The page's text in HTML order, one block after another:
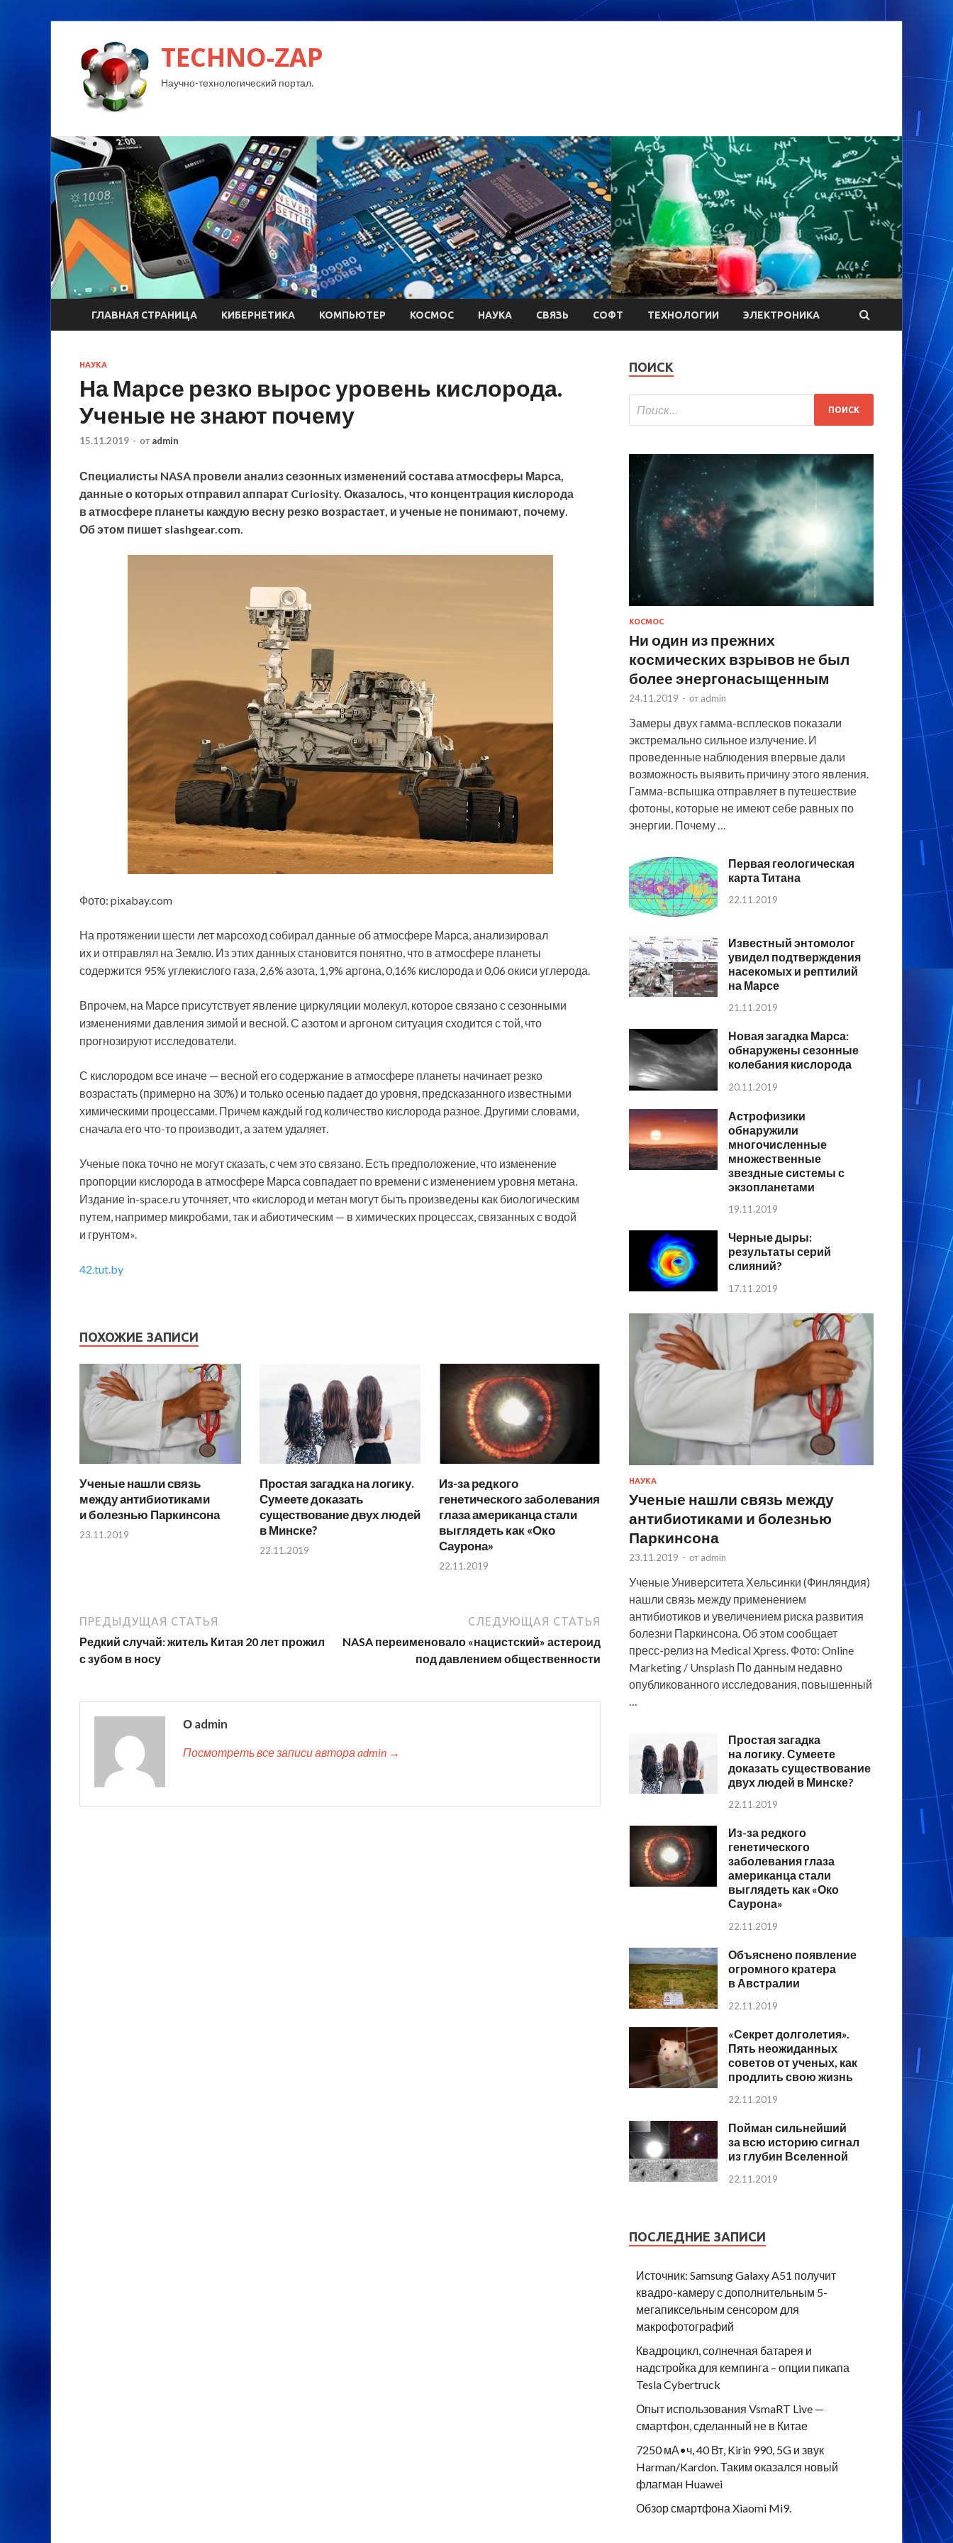
TECHNO-ZAP
Научно-технологический портал.
ГЛАВНАЯ СТРАНИЦА КИБЕРНЕТИКА КОМПЬЮТЕР КОСМОС НАУКА СВЯЗЬ СОФТ ТЕХНОЛОГИИ ЭЛЕКТРОНИКА
НАУКА
На Марсе резко вырос уровень кислорода.
Ученые не знают почему
15.11.2019 - от admin
Специалисты NASA провели анализ сезонных изменений состава атмосферы Марса,
данные о которых отправил аппарат Curiosity. Оказалось, что концентрация кислорода
в атмосфере планеты каждую весну резко возрастает, и ученые не понимают, почему.
Об этом пишет slashgear.com.
Фото: pixabay.com
На протяжении шести лет марсоход собирал данные об атмосфере Марса, анализировал
их и отправлял на Землю. Из этих данных становится понятно, что в атмосфере планеты
содержится 95% углекислого газа, 2,6% азота, 1,9% аргона, 0,16% кислорода и 0,06 окиси углерода.
Впрочем, на Марсе присутствует явление циркуляции молекул, которое связано с сезонными
изменениями давления зимой и весной. С азотом и аргоном ситуация сходится с той, что
прогнозируют исследователи.
С кислородом все иначе — весной его содержание в атмосфере планеты начинает резко
возрастать (примерно на 30%) и только осенью падает до уровня, предсказанного известными
химическими процессами. Причем каждый год количество кислорода разное. Другими словами,
сначала его что-то производит, а затем удаляет.
Ученые пока точно не могут сказать, с чем это связано. Есть предположение, что изменение
пропорции кислорода в атмосфере Марса совпадает по времени с изменением уровня метана.
Издание in-space.ru уточняет, что «кислород и метан могут быть произведены как биологическим
путем, например микробами, так и абиотическим — в химических процессах, связанных с водой
и грунтом».
42.tut.by
ПОХОЖИЕ ЗАПИСИ
Ученые нашли связь
между антибиотиками
и болезнью Паркинсона
23.11.2019
Простая загадка на логику.
Сумеете доказать
существование двух людей
в Минске?
22.11.2019
Из-за редкого
генетического заболевания
глаза американца стали
выглядеть как «Око
Саурона»
22.11.2019
ПРЕДЫДУЩАЯ СТАТЬЯ
Редкий случай: житель Китая 20 лет прожил
с зубом в носу
СЛЕДУЮЩАЯ СТАТЬЯ
NASA переименовало «нацистский» астероид
под давлением общественности
О admin
Посмотреть все записи автора admin →
ПОИСК
КОСМОС
Ни один из прежних
космических взрывов не был
более энергонасыщенным
24.11.2019 - от admin
Замеры двух гамма-всплесков показали
экстремально сильное излучение. И
проведенные наблюдения впервые дали
возможность выявить причину этого явления.
Гамма-вспышка отправляет в путешествие
фотоны, которые не имеют себе равных по
энергии. Почему …
Первая геологическая
карта Титана
22.11.2019
Известный энтомолог
увидел подтверждения
насекомых и рептилий
на Марсе
21.11.2019
Новая загадка Марса:
обнаружены сезонные
колебания кислорода
20.11.2019
Астрофизики
обнаружили
многочисленные
множественные
звездные системы с
экзопланетами
19.11.2019
Черные дыры:
результаты серий
слияний?
17.11.2019
НАУКА
Ученые нашли связь между
антибиотиками и болезнью
Паркинсона
23.11.2019 - от admin
Ученые Университета Хельсинки (Финляндия)
нашли связь между применением
антибиотиков и увеличением риска развития
болезни Паркинсона. Об этом сообщает
пресс-релиз на Medical Xpress. Фото: Online
Marketing / Unsplash По данным недавно
опубликованного исследования, повышенный
Простая загадка
на логику. Сумеете
доказать существование
двух людей в Минске?
22.11.2019
Из-за редкого
генетического
заболевания глаза
американца стали
выглядеть как «Око
Саурона»
22.11.2019
Объяснено появление
огромного кратера
в Австралии
22.11.2019
«Секрет долголетия».
Пять неожиданных
советов от ученых, как
продлить свою жизнь
22.11.2019
Пойман сильнейший
за всю историю сигнал
из глубин Вселенной
22.11.2019
ПОСЛЕДНИЕ ЗАПИСИ
Источник: Samsung Galaxy A51 получит
квадро-камеру с дополнительным 5-
мегапиксельным сенсором для
макрофотографий
Квадроцикл, солнечная батарея и
надстройка для кемпинга – опции пикапа
Tesla Cybertruck
Опыт использования VsmaRT Live —
смартфон, сделанный не в Китае
7250 мА•ч, 40 Вт, Kirin 990, 5G и звук
Harman/Kardon. Таким оказался новый
флагман Huawei
Обзор смартфона Xiaomi Mi9.